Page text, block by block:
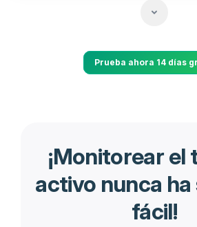
Prueba ahora 14 días
¡Monitorear el
activo nunca ha
fácil!